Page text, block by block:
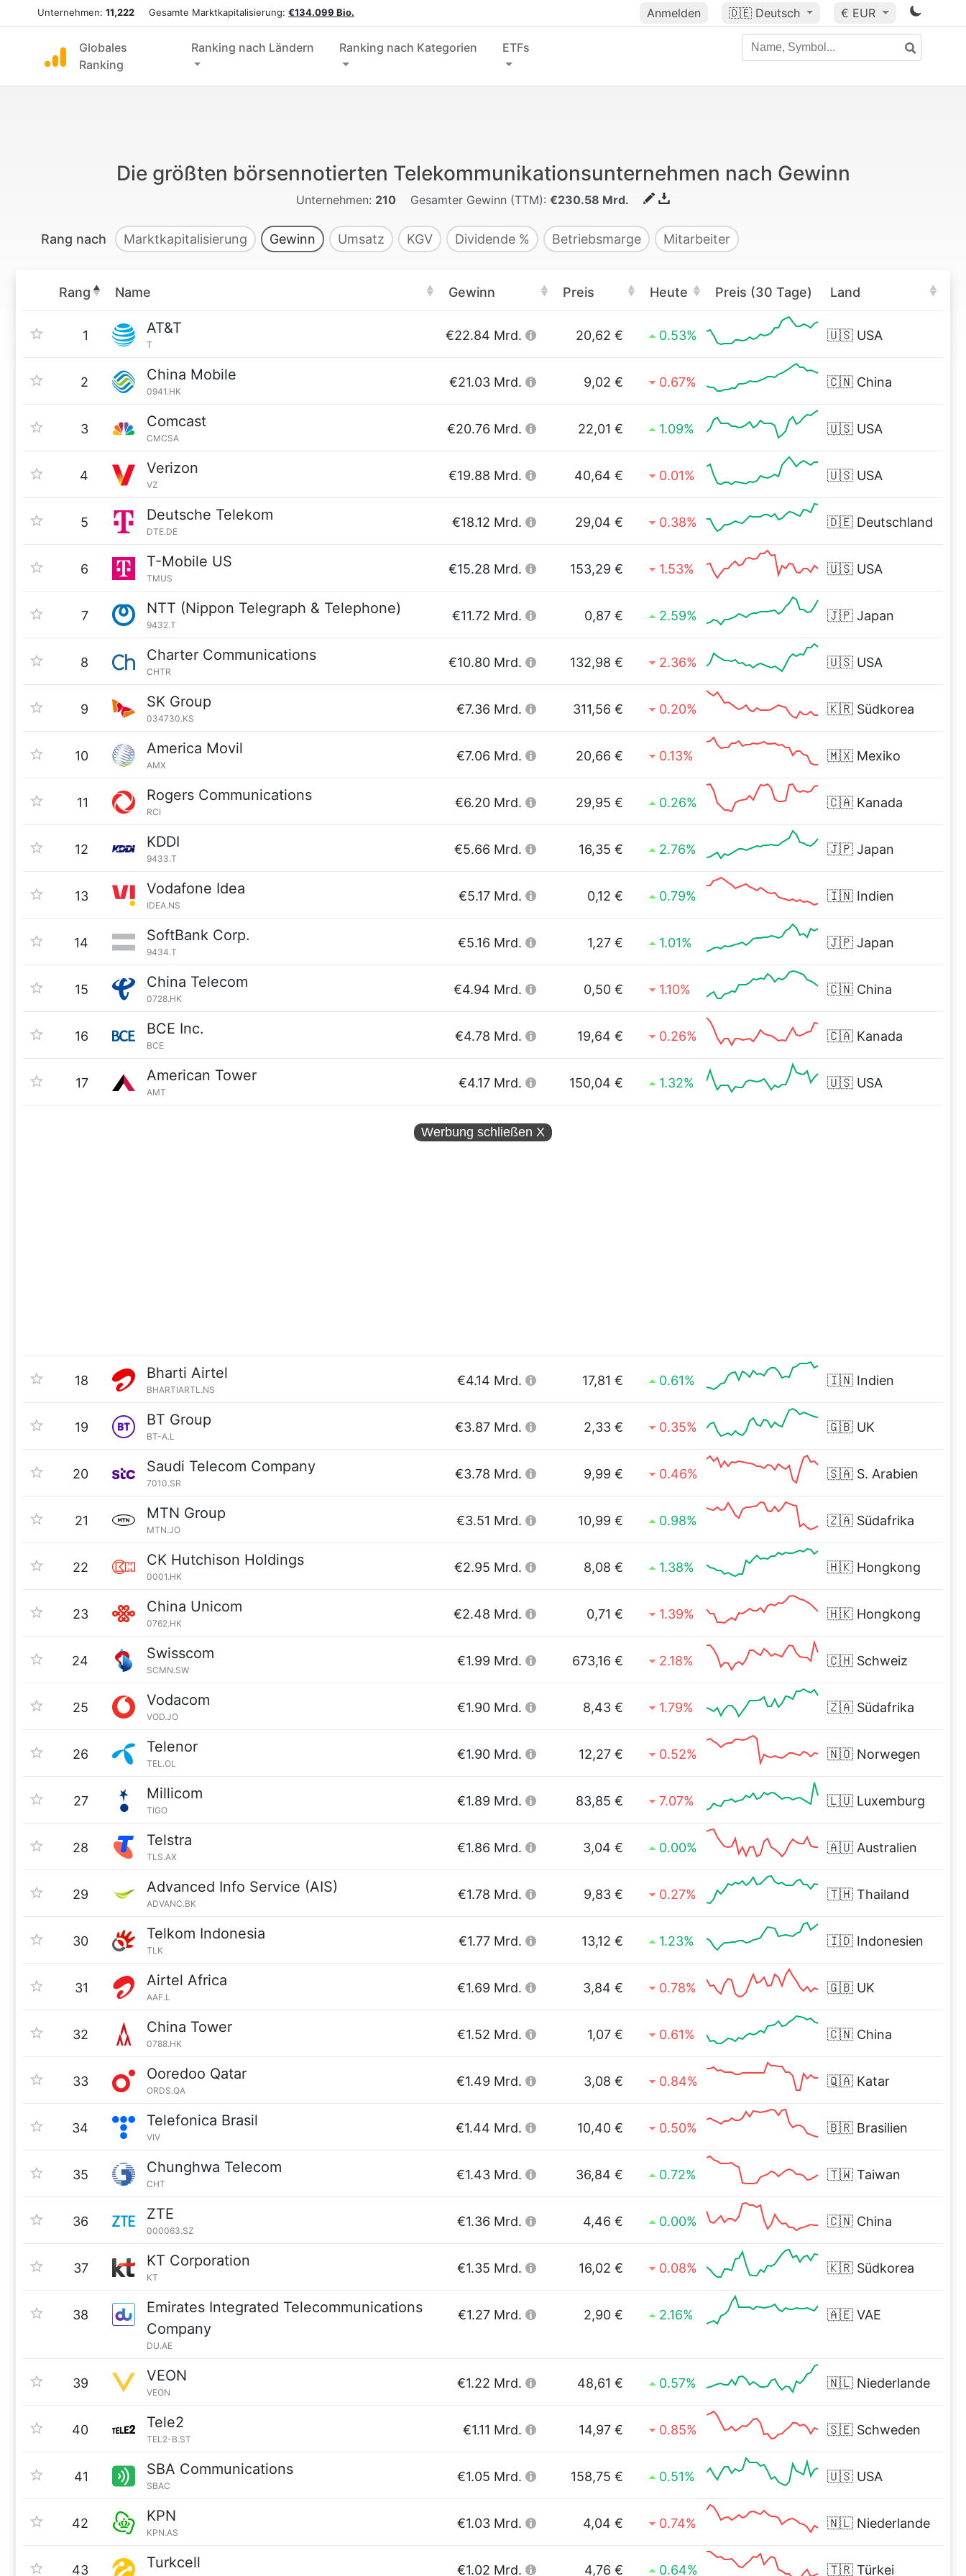
Unternehmen: 11,222 Gesamte Marktkapitalisierung: €134.099 Bio. Anmelden 🇩🇪 Deutsch € EUR
Globales
Ranking
Ranking nach Ländern Ranking nach Kategorien ETFs
Die größten börsennotierten Telekommunikationsunternehmen nach Gewinn
Unternehmen: 210 Gesamter Gewinn (TTM): €230.58 Mrd.
Rang nach Marktkapitalisierung Gewinn Umsatz KGV Dividende % Betriebsmarge Mitarbeiter
Rang Name Gewinn Preis Heute Preis (30 Tage) Land
1 AT&T
T
€22.84 Mrd. 20,62 € 0.53% 🇺🇸 USA
2 China Mobile
0941.HK
€21.03 Mrd. 9,02 € 0.67% 🇨🇳 China
3 Comcast
CMCSA
€20.76 Mrd. 22,01 € 1.09% 🇺🇸 USA
4 Verizon
VZ
€19.88 Mrd. 40,64 € 0.01% 🇺🇸 USA
5 Deutsche Telekom
DTE.DE
€18.12 Mrd. 29,04 € 0.38% 🇩🇪 Deutschland
6 T-Mobile US
TMUS
€15.28 Mrd. 153,29 € 1.53% 🇺🇸 USA
7 NTT (Nippon Telegraph & Telephone)
9432.T
€11.72 Mrd. 0,87 € 2.59% 🇯🇵 Japan
8 Charter Communications
CHTR
€10.80 Mrd. 132,98 € 2.36% 🇺🇸 USA
9 SK Group
034730.KS
€7.36 Mrd. 311,56 € 0.20% 🇰🇷 Südkorea
10 America Movil
AMX
€7.06 Mrd. 20,66 € 0.13% 🇲🇽 Mexiko
11 Rogers Communications
RCI
€6.20 Mrd. 29,95 € 0.26% 🇨🇦 Kanada
12 KDDI
9433.T
€5.66 Mrd. 16,35 € 2.76% 🇯🇵 Japan
13 Vodafone Idea
IDEA.NS
€5.17 Mrd. 0,12 € 0.79% 🇮🇳 Indien
14 SoftBank Corp.
9434.T
€5.16 Mrd. 1,27 € 1.01% 🇯🇵 Japan
15 China Telecom
0728.HK
€4.94 Mrd. 0,50 € 1.10% 🇨🇳 China
16 BCE Inc.
BCE
€4.78 Mrd. 19,64 € 0.26% 🇨🇦 Kanada
17 American Tower
AMT
€4.17 Mrd. 150,04 € 1.32% 🇺🇸 USA
Werbung schließen X
18 Bharti Airtel
BHARTIARTL.NS
€4.14 Mrd. 17,81 € 0.61% 🇮🇳 Indien
19 BT Group
BT-A.L
€3.87 Mrd. 2,33 € 0.35% 🇬🇧 UK
20 Saudi Telecom Company
7010.SR
€3.78 Mrd. 9,99 € 0.46% 🇸🇦 S. Arabien
21 MTN Group
MTN.JO
€3.51 Mrd. 10,99 € 0.98% 🇿🇦 Südafrika
22 CK Hutchison Holdings
0001.HK
€2.95 Mrd. 8,08 € 1.38% 🇭🇰 Hongkong
23 China Unicom
0762.HK
€2.48 Mrd. 0,71 € 1.39% 🇭🇰 Hongkong
24 Swisscom
SCMN.SW
€1.99 Mrd. 673,16 € 2.18% 🇨🇭 Schweiz
25 Vodacom
VOD.JO
€1.90 Mrd. 8,43 € 1.79% 🇿🇦 Südafrika
26 Telenor
TEL.OL
€1.90 Mrd. 12,27 € 0.52% 🇳🇴 Norwegen
27 Millicom
TIGO
€1.89 Mrd. 83,85 € 7.07% 🇱🇺 Luxemburg
28 Telstra
TLS.AX
€1.86 Mrd. 3,04 € 0.00% 🇦🇺 Australien
29 Advanced Info Service (AIS)
ADVANC.BK
€1.78 Mrd. 9,83 € 0.27% 🇹🇭 Thailand
30 Telkom Indonesia
TLK
€1.77 Mrd. 13,12 € 1.23% 🇮🇩 Indonesien
31 Airtel Africa
AAF.L
€1.69 Mrd. 3,84 € 0.78% 🇬🇧 UK
32 China Tower
0788.HK
€1.52 Mrd. 1,07 € 0.61% 🇨🇳 China
33 Ooredoo Qatar
ORDS.QA
€1.49 Mrd. 3,08 € 0.84% 🇶🇦 Katar
34 Telefonica Brasil
VIV
€1.44 Mrd. 10,40 € 0.50% 🇧🇷 Brasilien
35 Chunghwa Telecom
CHT
€1.43 Mrd. 36,84 € 0.72% 🇹🇼 Taiwan
36 ZTE
000063.SZ
€1.36 Mrd. 4,46 € 0.00% 🇨🇳 China
37 KT Corporation
KT
€1.35 Mrd. 16,02 € 0.08% 🇰🇷 Südkorea
38
Emirates Integrated Telecommunications
Company
DU.AE
€1.27 Mrd. 2,90 € 2.16% 🇦🇪 VAE
39 VEON
VEON
€1.22 Mrd. 48,61 € 0.57% 🇳🇱 Niederlande
40 Tele2
TEL2-B.ST
€1.11 Mrd. 14,97 € 0.85% 🇸🇪 Schweden
41 SBA Communications
SBAC
€1.05 Mrd. 158,75 € 0.51% 🇺🇸 USA
42 KPN
KPN.AS
€1.03 Mrd. 4,04 € 0.74% 🇳🇱 Niederlande
43 Turkcell €1.02 Mrd. 4,76 € 0.64% 🇹🇷 Türkei